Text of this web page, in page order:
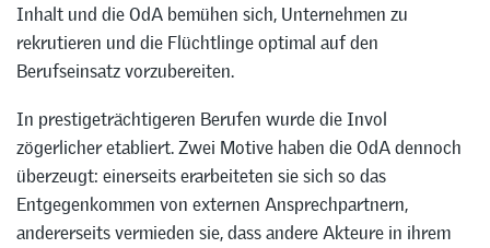
Inhalt und die OdA bemühen sich, Unternehmen zu
rekrutieren und die Flüchtlinge optimal auf den
Berufseinsatz vorzubereiten.
In prestigeträchtigeren Berufen wurde die Invol
zögerlicher etabliert. Zwei Motive haben die OdA dennoch
überzeugt: einerseits erarbeiteten sie sich so das
Entgegenkommen von externen Ansprechpartnern,
andererseits vermieden sie, dass andere Akteure in ihrem